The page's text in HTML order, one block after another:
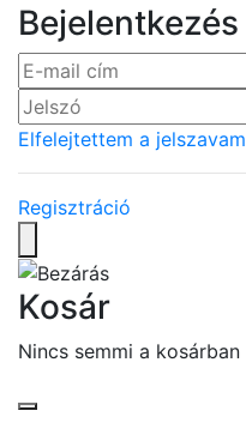
Bejelentkezés
Elfelejtettem a jelszavam
Regisztráció
Kosár
Nincs semmi a kosárban